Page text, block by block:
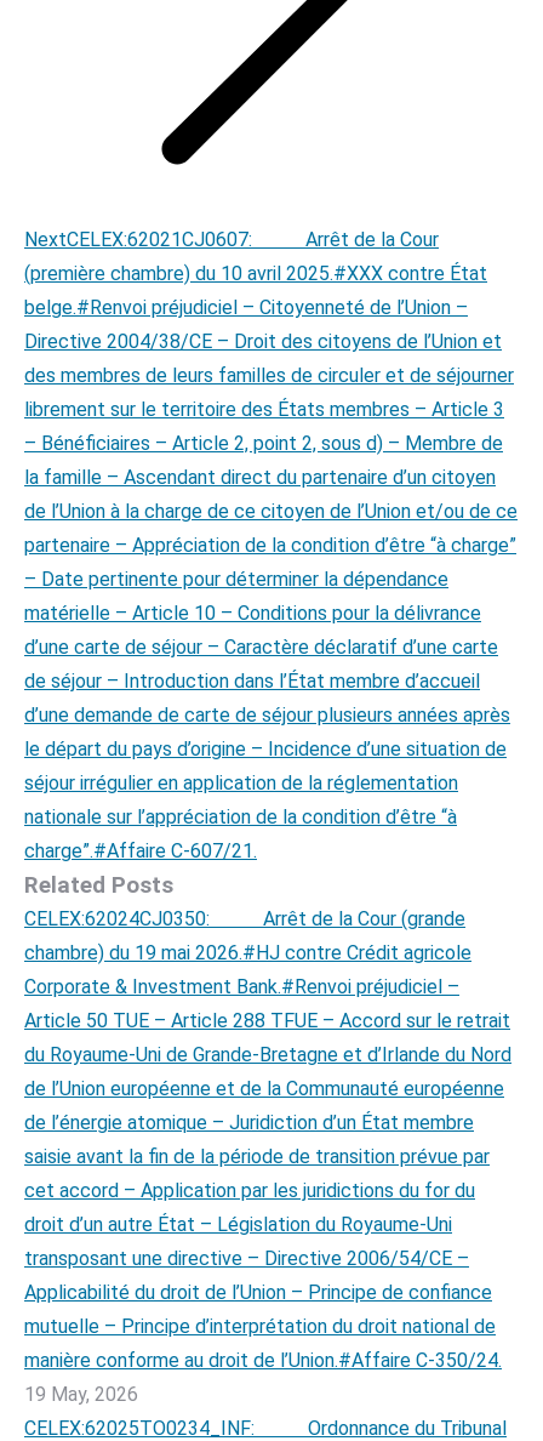
NextNext
post:
CELEX:62021CJ0607: Arrêt de la Cour
(première chambre) du 10 avril 2025.#XXX contre État
belge.#Renvoi préjudiciel – Citoyenneté de l’Union –
Directive 2004/38/CE – Droit des citoyens de l’Union et
des membres de leurs familles de circuler et de séjourner
librement sur le territoire des États membres – Article 3
– Bénéficiaires – Article 2, point 2, sous d) – Membre de
la famille – Ascendant direct du partenaire d’un citoyen
de l’Union à la charge de ce citoyen de l’Union et/ou de ce
partenaire – Appréciation de la condition d’être “à charge”
– Date pertinente pour déterminer la dépendance
matérielle – Article 10 – Conditions pour la délivrance
d’une carte de séjour – Caractère déclaratif d’une carte
de séjour – Introduction dans l’État membre d’accueil
d’une demande de carte de séjour plusieurs années après
le départ du pays d’origine – Incidence d’une situation de
séjour irrégulier en application de la réglementation
nationale sur l’appréciation de la condition d’être “à
charge”.#Affaire C-607/21.
Related Posts
CELEX:62024CJ0350: Arrêt de la Cour (grande
chambre) du 19 mai 2026.#HJ contre Crédit agricole
Corporate & Investment Bank.#Renvoi préjudiciel –
Article 50 TUE – Article 288 TFUE – Accord sur le retrait
du Royaume-Uni de Grande-Bretagne et d’Irlande du Nord
de l’Union européenne et de la Communauté européenne
de l’énergie atomique – Juridiction d’un État membre
saisie avant la fin de la période de transition prévue par
cet accord – Application par les juridictions du for du
droit d’un autre État – Législation du Royaume-Uni
transposant une directive – Directive 2006/54/CE –
Applicabilité du droit de l’Union – Principe de confiance
mutuelle – Principe d’interprétation du droit national de
manière conforme au droit de l’Union.#Affaire C-350/24.
19 May, 2026
CELEX:62025TO0234_INF: Ordonnance du Tribunal